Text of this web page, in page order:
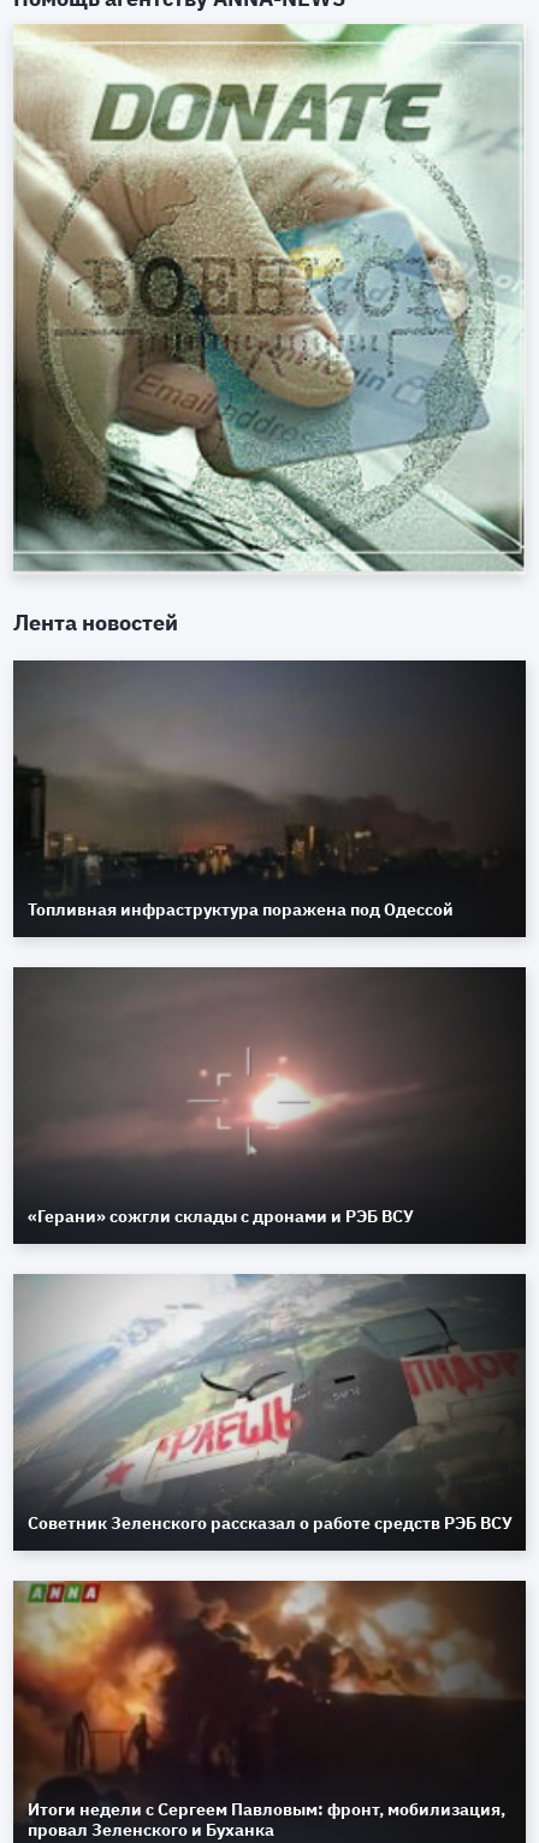
Лента новостей
Топливная инфраструктура поражена под Одессой
«Герани» сожгли склады с дронами и РЭБ ВСУ
Советник Зеленского рассказал о работе средств РЭБ ВСУ
Итоги недели с Сергеем Павловым: фронт, мобилизация,
провал Зеленского и Буханка